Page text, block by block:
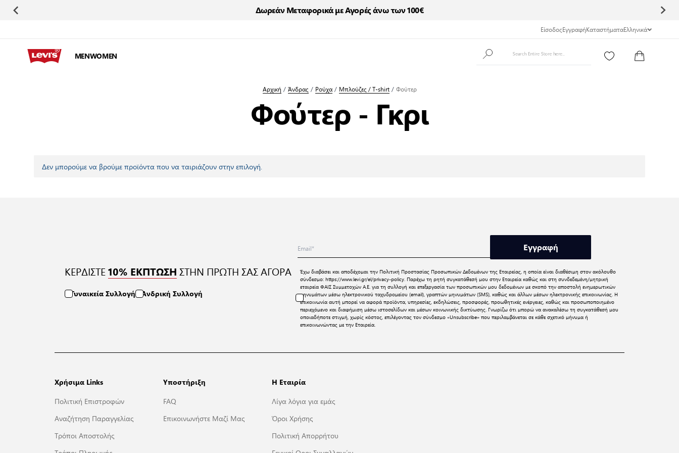
Δωρεάν Μεταφορικά με Αγορές άνω των 100€
ΕίσοδοςΕγγραφήΚαταστήματαΕλληνικά
MENWOMEN Search Entire Store here...
Αρχική / Άνδρας / Ρούχα / Μπλούζες / T-shirt / Φούτερ
Φούτερ - Γκρι
Δεν μπορούμε να βρούμε προϊόντα που να ταιριάζουν στην επιλογή.
ΚΕΡΔΙΣΤΕ 10% ΕΚΠΤΩΣΗ ΣΤΗΝ ΠΡΩΤΗ ΣΑΣ ΑΓΟΡΑ
Γυναικεία Συλλογή Ανδρική Συλλογή
Εγγραφή
Έχω διαβάσει και αποδέχομαι την Πολιτική Προστασίας Προσωπικών Δεδομένωντης Εταιρείας, η οποία είναι διαθέσιμη στον ακόλουθο
σύνδεσμο:https://www.levi.gr/el/privacy-policy. Παρέχω τη ρητή συγκατάθεσή μου στην Εταιρεία καθώς και στη συνδεδεμένη/μητρική
εταιρεία ΦΑΙΣ Συμμετοχών Α.Ε. για τη συλλογή και επεξεργασία των προσωπικών μου δεδομένων με σκοπό την αποστολή ενημερωτικών
μηνυμάτων μέσω ηλεκτρονικού ταχυδρομείου (email), γραπτών μηνυμάτων (SMS), καθώς και άλλων μέσων ηλεκτρονικής επικοινωνίας. Η
επικοινωνία αυτή μπορεί να αφορά προϊόντα, υπηρεσίες, εκδηλώσεις, προσφορές, προωθητικές ενέργειες, καθώς και προσωποποιημένο
περιεχόμενο και διαφήμιση μέσω ιστοσελίδων και μέσων κοινωνικής δικτύωσης. Γνωρίζω ότι μπορώ να ανακαλέσω τη συγκατάθεσή μου
οποιαδήποτε στιγμή, χωρίς κόστος, επιλέγοντας τον σύνδεσμο «Unsubscribe» που περιλαμβάνεται σε κάθε σχετικό μήνυμα ή
επικοινωνώντας με την Εταιρεία.
Χρήσιμα Links
Πολιτική Επιστροφών
Αναζήτηση Παραγγελίας
Τρόποι Αποστολής
Υποστήριξη
FAQ
Επικοινωνήστε Μαζί Μας
Η Εταιρία
Λίγα λόγια για εμάς
Όροι Χρήσης
Πολιτική Απορρήτου